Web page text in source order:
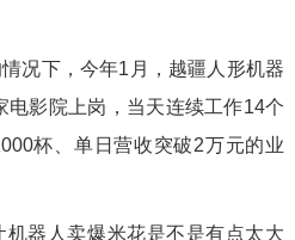
况下，今年1月，越疆人形机器
电影院上岗，当天连续工作14个
杯、单日营收突破2万元的业
器人卖爆米花是不是有点太大